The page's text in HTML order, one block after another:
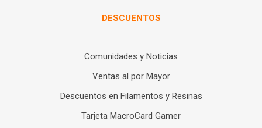
DESCUENTOS
Comunidades y Noticias
Ventas al por Mayor
Descuentos en Filamentos y Resinas
Tarjeta MacroCard Gamer